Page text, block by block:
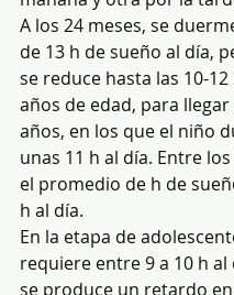
A los 24 meses, se
de 13 h de sueño al día,
se reduce hasta las 10-12
años de edad, para llegar
años, en los que el niño
unas 11 h al día. Entre
el promedio de h de
h al día.
En la etapa de
requiere entre 9 a 10 h al
se produce un retardo